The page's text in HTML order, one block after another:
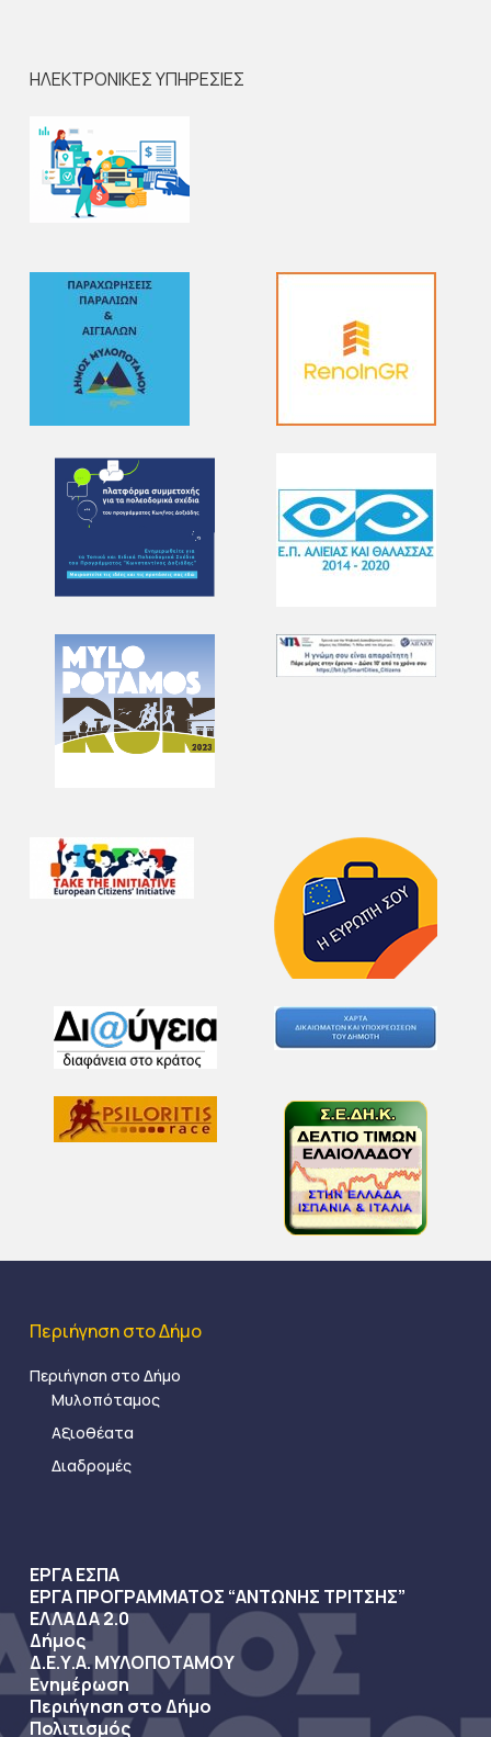
ΗΛΕΚΤΡΟΝΙΚΕΣ ΥΠΗΡΕΣΙΕΣ
Περιήγηση στο Δήμο
Περιήγηση στο Δήμο
Μυλοπόταμος
Αξιοθέατα
Διαδρομές
ΕΡΓΑ ΕΣΠΑ
ΕΡΓΑ ΠΡΟΓΡΑΜΜΑΤΟΣ “ΑΝΤΩΝΗΣ ΤΡΙΤΣΗΣ”
ΕΛΛΑΔΑ 2.0
Δήμος
Δ.Ε.Υ.Α. ΜΥΛΟΠΟΤΑΜΟΥ
Ενημέρωση
Περιήγηση στο Δήμο
Πολιτισμός